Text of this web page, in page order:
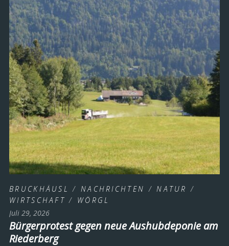
BRUCKHÄUSL / NACHRICHTEN / NATUR /
WIRTSCHAFT / WÖRGL
Juli 29, 2026
Bürgerprotest gegen neue Aushubdeponie am
Riederberg